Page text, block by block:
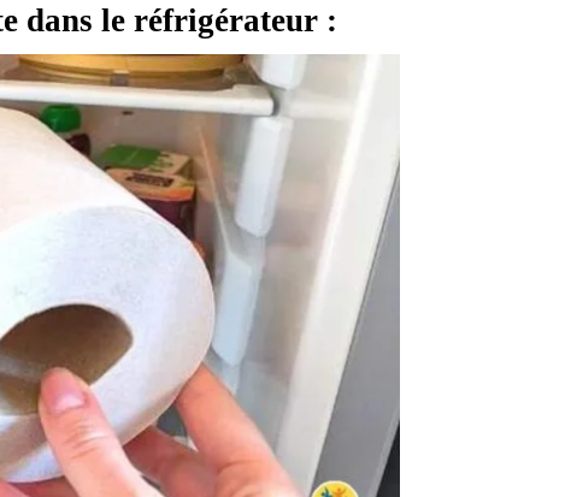
dans le réfrigérateur :